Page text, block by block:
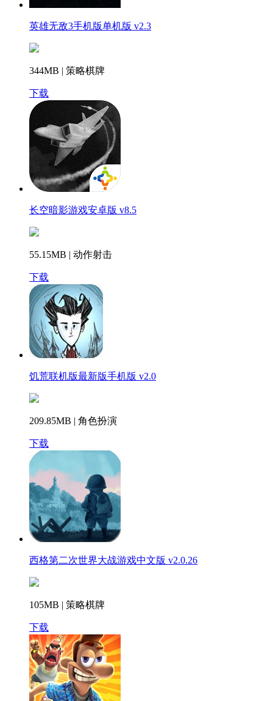
英雄无敌3手机版单机版 v2.3
344MB | 策略棋牌
下载
长空暗影游戏安卓版 v8.5
55.15MB | 动作射击
下载
饥荒联机版最新版手机版 v2.0
209.85MB | 角色扮演
下载
西格第二次世界大战游戏中文版 v2.0.26
105MB | 策略棋牌
下载